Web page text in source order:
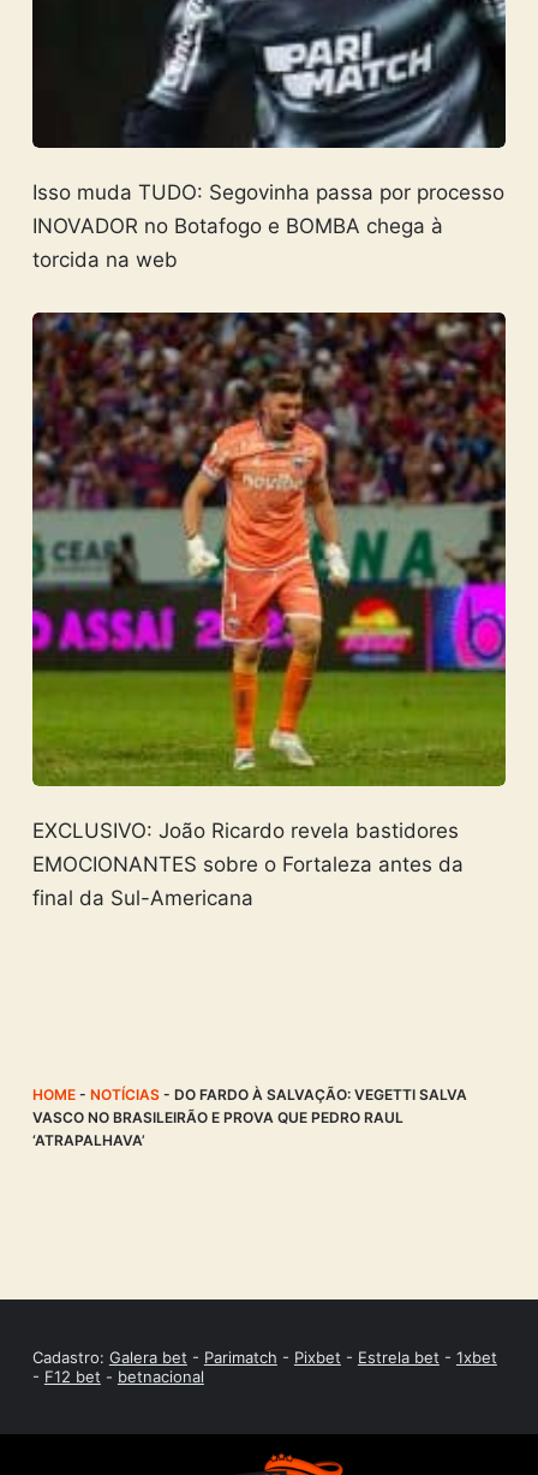
Isso muda TUDO: Segovinha passa por processo
INOVADOR no Botafogo e BOMBA chega à
torcida na web
EXCLUSIVO: João Ricardo revela bastidores
EMOCIONANTES sobre o Fortaleza antes da
final da Sul-Americana
HOME- NOTÍCIAS- DO FARDO À SALVAÇÃO: VEGETTI SALVA
VASCO NO BRASILEIRÃO E PROVA QUE PEDRO RAUL
‘ATRAPALHAVA’
Cadastro: Galera bet - Parimatch - Pixbet - Estrela bet - 1xbet
- F12 bet - betnacional